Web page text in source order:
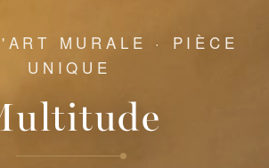
MURALE · PIÈCE
UNIQUE